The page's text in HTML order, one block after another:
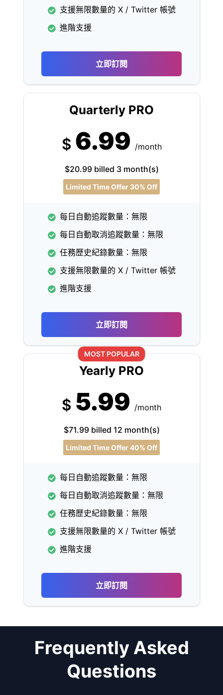
支援無限數量的 X / Twitter 帳號
進階支援
立即訂閱
Quarterly PRO
$ 6.99 /month
$20.99 billed 3 month(s)
Limited Time Offer 30% Off
每日自動追蹤數量：無限
每日自動取消追蹤數量：無限
任務歷史紀錄數量：無限
支援無限數量的 X / Twitter 帳號
進階支援
立即訂閱
MOST POPULAR
Yearly PRO
$ 5.99 /month
$71.99 billed 12 month(s)
Limited Time Offer 40% Off
每日自動追蹤數量：無限
每日自動取消追蹤數量：無限
任務歷史紀錄數量：無限
支援無限數量的 X / Twitter 帳號
進階支援
立即訂閱
Frequently Asked
Questions